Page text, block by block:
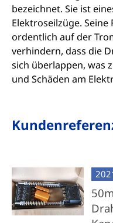
bezeichnet. Sie ist
Elektroseilzüge.
ordentlich auf der
verhindern, dass die
sich überlappen, was
und Schäden am